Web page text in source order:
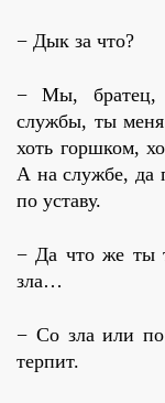
− Дык за что?
− Мы, братец,
службы, ты
хоть горшком,
А на службе, да
по уставу.
− Да что же ты
зла…
− Со зла или
терпит.